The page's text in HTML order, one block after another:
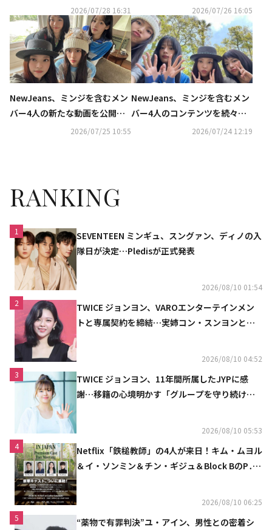
2026/07/28 16:31 立…第4回弁論期日が進行
2026/07/26 16:05
NewJeans、ミンジを含むメン
バー4人の新たな動画を公開…
撮影現場のビハインドも
2026/07/25 10:55
NewJeans、ミンジを含むメン
バー4人のコンテンツを続々と
公開…J-POPに合わせダンスも
2026/07/24 12:19
RANKING
1
SEVENTEEN ミンギュ、スングァン、ディノの入
隊日が決定…Pledisが正式発表
2026/08/10 01:54
2
TWICE ジョンヨン、VAROエンターテインメン
トと専属契約を締結…実姉コン・スンヨンと同
2026/08/10 04:52
3
TWICE ジョンヨン、11年間所属したJYPに感
謝…移籍の心境明かす「グループを守り続け
2026/08/10 05:53
4
Netflix「鉄槌教師」の4人が来日！キム・ムヨル
＆イ・ソンミン＆チン・ギジュ＆Block BのP․
2026/08/10 06:25
5
“薬物で有罪判決”ユ・アイン、男性との密着シ